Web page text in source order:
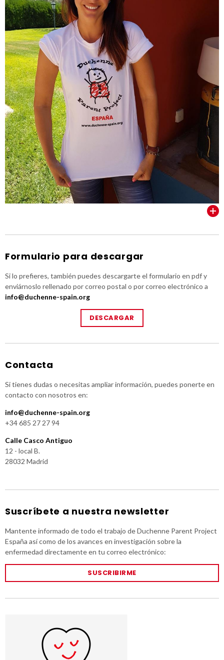
Formulario para descargar
Si lo prefieres, también puedes descargarte el formulario en pdf y
enviárnoslo rellenado por correo postal o por correo electrónico a
info@duchenne-spain.org
DESCARGAR
Contacta
Si tienes dudas o necesitas ampliar información, puedes ponerte en
contacto con nosotros en:
info@duchenne-spain.org
+34 685 27 27 94
Calle Casco Antiguo
12 - local B.
28032 Madrid
Suscríbete a nuestra newsletter
Mantente informado de todo el trabajo de Duchenne Parent Project
España así como de los avances en investigación sobre la
enfermedad directamente en tu correo electrónico:
SUSCRIBIRME